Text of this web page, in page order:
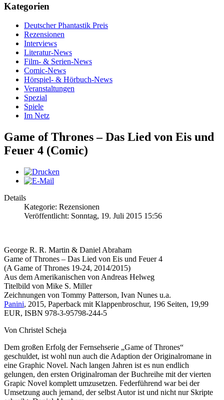
Kategorien
Deutscher Phantastik Preis
Rezensionen
Interviews
Literatur-News
Film- & Serien-News
Comic-News
Hörspiel- & Hörbuch-News
Veranstaltungen
Spezial
Spiele
Im Netz
Game of Thrones – Das Lied von Eis und
Feuer 4 (Comic)
Details
Kategorie: Rezensionen
Veröffentlicht: Sonntag, 19. Juli 2015 15:56
George R. R. Martin & Daniel Abraham
Game of Thrones – Das Lied von Eis und Feuer 4
(A Game of Thrones 19-24, 2014/2015)
Aus dem Amerikanischen von Andreas Helweg
Titelbild von Mike S. Miller
Zeichnungen von Tommy Patterson, Ivan Nunes u.a.
Panini, 2015, Paperback mit Klappenbroschur, 196 Seiten, 19,99
EUR, ISBN 978-3-95798-244-5
Von Christel Scheja
Dem großen Erfolg der Fernsehserie „Game of Thrones“
geschuldet, ist wohl nun auch die Adaption der Originalromane in
eine Graphic Novel. Nach langen Jahren ist es nun endlich
gelungen, den ersten Originalroman der Buchreihe mit der vierten
Grapic Novel komplett umzusetzen. Federführend war bei der
Umsetzung auch jemand, der selbst Autor ist und nicht nur Skripte